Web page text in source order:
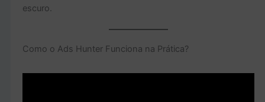
escuro.
Como o Ads Hunter Funciona na Prática?